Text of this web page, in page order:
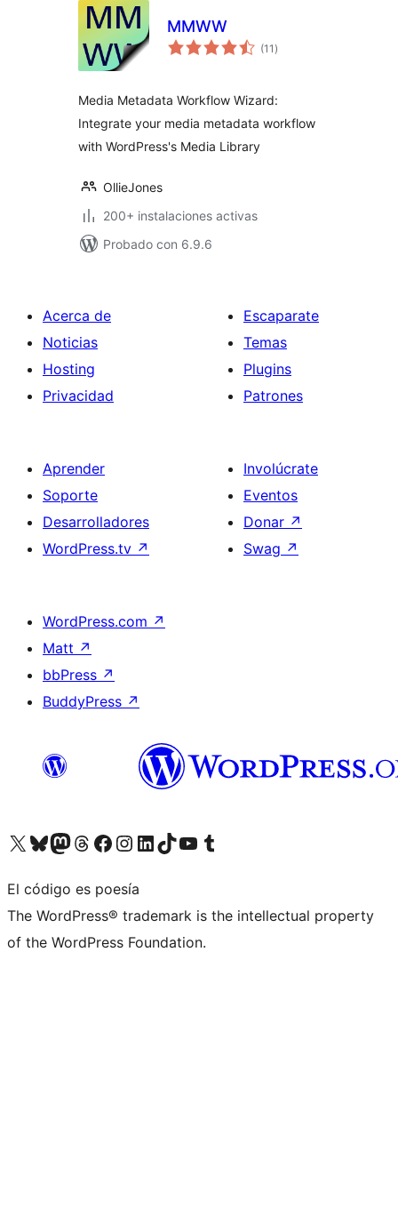
MMWW
(11 total
de
)
Media Metadata Workflow Wizard:
Integrate your media metadata workflow
with WordPress's Media Library
OllieJones
200+ instalaciones activas
Probado con 6.9.6
Acerca de
Noticias
Hosting
Privacidad
Escaparate
Temas
Plugins
Patrones
Aprender
Soporte
Desarrolladores
WordPress.tv ↗
Involúcrate
Eventos
Donar ↗
Swag ↗
WordPress.com ↗
Matt ↗
bbPress ↗
BuddyPress ↗
Visita nuestra cuenta de X (anteriormente Twitter)
Visita nuestra cuenta de Bluesky
Visita nuestra cuenta de Mastodon
Visita nuestra cuenta de Threads
Visita nuestra página de Facebook
Visita nuestra cuenta de Instagram
Visita nuestra cuenta de LinkedIn
Visita nuestra cuenta de TikTok
Visita nuestro canal de YouTube
Visita nuestra cuenta de Tumblr
El código es poesía
The WordPress® trademark is the intellectual property
of the WordPress Foundation.